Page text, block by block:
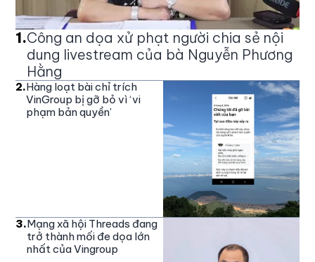
1.Công an dọa xử phạt người chia sẻ nội
dung livestream của bà Nguyễn Phương
Hằng
2.Hàng loạt bài chỉ trích
VinGroup bị gỡ bỏ vì ‘vi
phạm bản quyền’
3.Mạng xã hội Threads đang
trở thành mối đe dọa lớn
nhất của Vingroup